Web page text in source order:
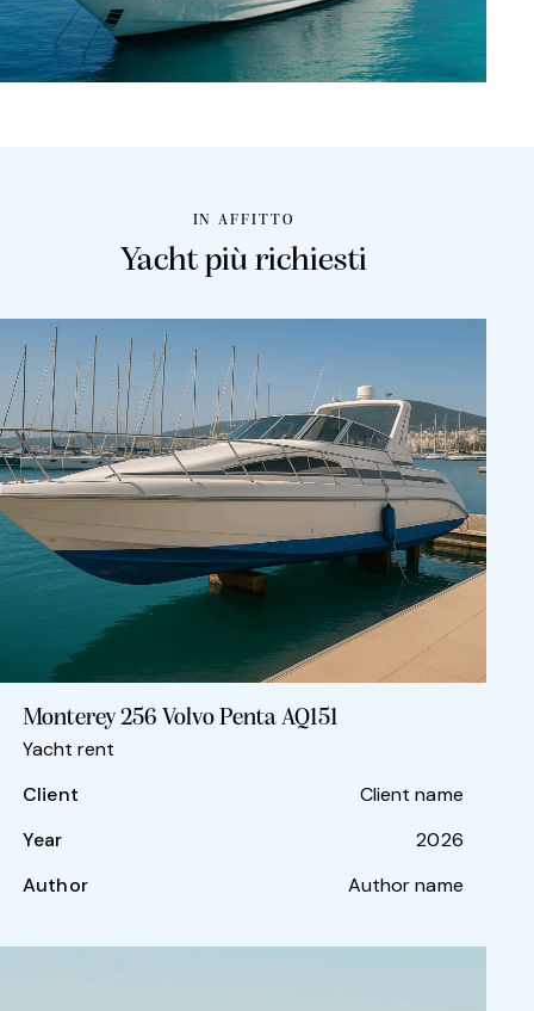
IN AFFITTO
Yacht più richiesti
Monterey 256 Volvo Penta AQ151
Yacht rent
Client
Client name
Year
2026
Author
Author name